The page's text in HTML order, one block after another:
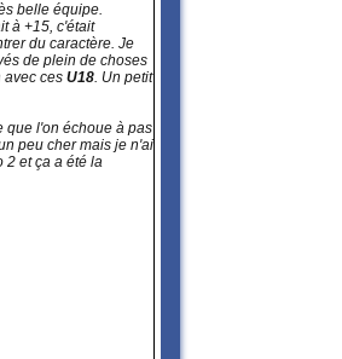
belle équipe.
à +15, c'était
du caractère. Je
de plein de choses
avec ces U18. Un petit
que l'on échoue à pas
peu cher mais je n'ai
2 et ça a été la